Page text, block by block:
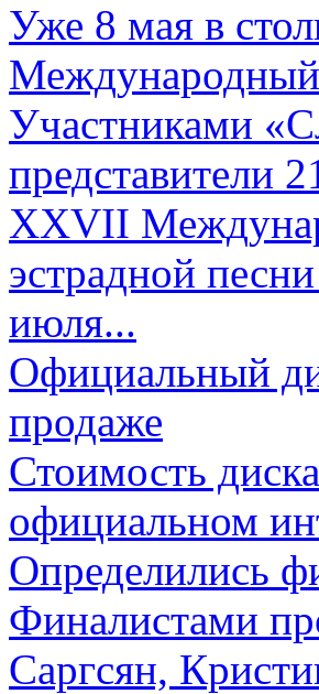
Уже 8 мая в
Международный
Участниками
представители
XXVII
эстрадной
июля...
Официальный
продаже
Стоимость
официальном
Определились
Финалистами
Саргсян,